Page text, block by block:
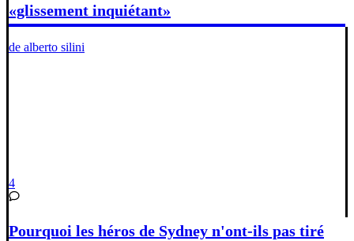
«glissement inquiétant»
de alberto silini
4
Pourquoi les héros de Sydney n'ont-ils pas tiré